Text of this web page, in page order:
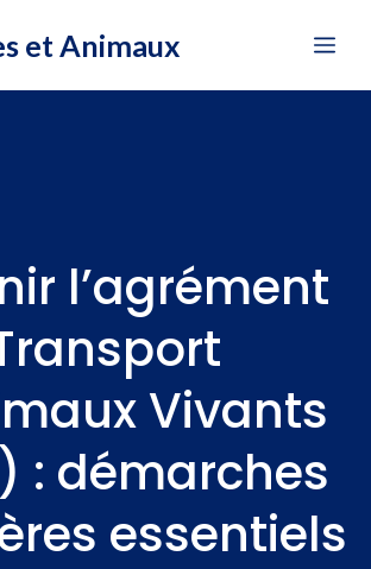
et Animaux
l’agrément
Vivants
: démarches
essentiels